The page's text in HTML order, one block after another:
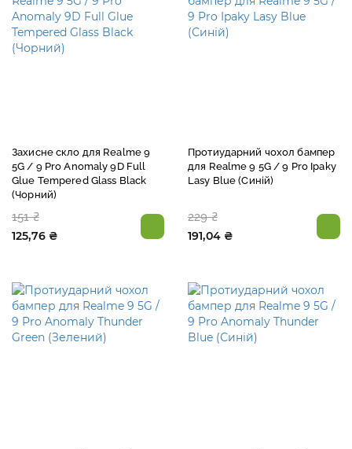
Захисне скло для Realme 9
5G / 9 Pro Anomaly 9D Full
Glue Tempered Glass Black
(Чорний)
151 ₴
125,76 ₴
Протиударний чохол бампер
для Realme 9 5G / 9 Pro Ipaky
Lasy Blue (Синій)
229 ₴
191,04 ₴